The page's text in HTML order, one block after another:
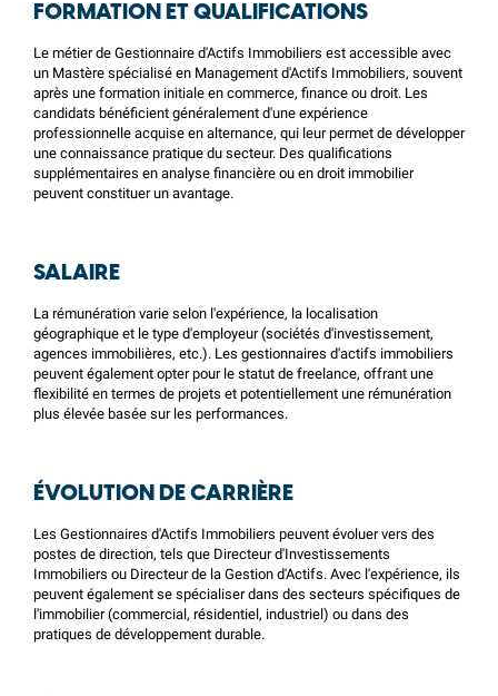
FORMATION ET QUALIFICATIONS
Le métier de Gestionnaire d'Actifs Immobiliers est accessible avec
un Mastère spécialisé en Management d'Actifs Immobiliers, souvent
après une formation initiale en commerce, finance ou droit. Les
candidats bénéficient généralement d'une expérience
professionnelle acquise en alternance, qui leur permet de développer
une connaissance pratique du secteur. Des qualifications
supplémentaires en analyse financière ou en droit immobilier
peuvent constituer un avantage.
SALAIRE
La rémunération varie selon l'expérience, la localisation
géographique et le type d'employeur (sociétés d'investissement,
agences immobilières, etc.). Les gestionnaires d'actifs immobiliers
peuvent également opter pour le statut de freelance, offrant une
flexibilité en termes de projets et potentiellement une rémunération
plus élevée basée sur les performances.
ÉVOLUTION DE CARRIÈRE
Les Gestionnaires d'Actifs Immobiliers peuvent évoluer vers des
postes de direction, tels que Directeur d'Investissements
Immobiliers ou Directeur de la Gestion d'Actifs. Avec l'expérience, ils
peuvent également se spécialiser dans des secteurs spécifiques de
l'immobilier (commercial, résidentiel, industriel) ou dans des
pratiques de développement durable.